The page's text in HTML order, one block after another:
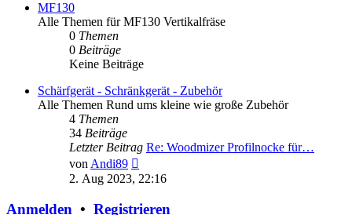
MF130
Alle Themen für MF130 Vertikalfräse
0 Themen
0 Beiträge
Keine Beiträge
Schärfgerät - Schränkgerät - Zubehör
Alle Themen Rund ums kleine wie große Zubehör
4 Themen
34 Beiträge
Letzter Beitrag Re: Woodmizer Profilnocke für…
vonAndi89
Beitrag
2. Aug 2023, 22:16
Anmelden • Registrieren